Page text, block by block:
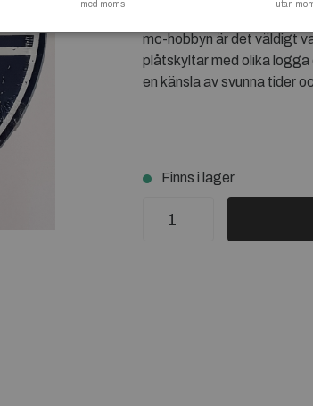
här typen av Pontiac
mc-hobbyn är det väldigt
plåtskyltar med olika
en känsla av svunna tider
Finns i lager
med moms utan